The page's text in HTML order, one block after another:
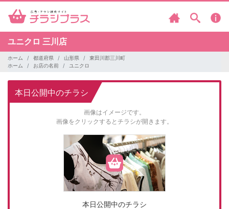
ユニクロ 三川店
ホーム 都道府県 山形県
東田川郡三川町
ホーム
お店の名前 ユニクロ
本日公開中のチラシ
画像はイメージです。
画像をクリックするとチラシが開きます。
本日公開中のチラシ